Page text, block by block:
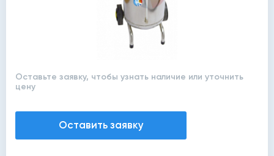
Оставьте заявку, чтобы узнать наличие или уточнить
цену
Оставить заявку